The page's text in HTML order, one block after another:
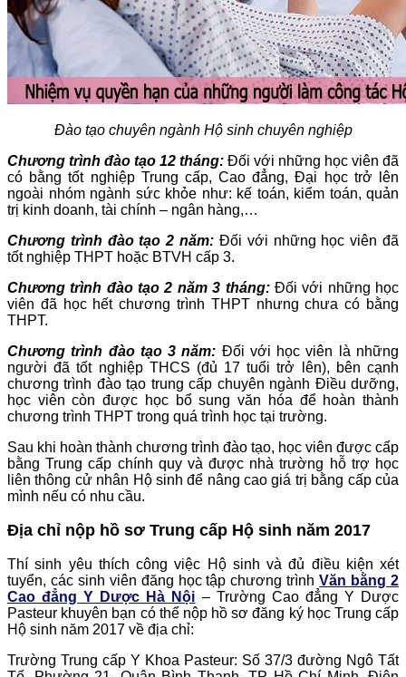
Đào tạo chuyên ngành Hộ sinh chuyên nghiệp
Chương trình đào tạo 12 tháng: Đối với những học viên đã
có bằng tốt nghiệp Trung cấp, Cao đẳng, Đại học trở lên
ngoài nhóm ngành sức khỏe như: kế toán, kiểm toán, quản
trị kinh doanh, tài chính – ngân hàng,…
Chương trình đào tạo 2 năm: Đối với những học viên đã
tốt nghiệp THPT hoặc BTVH cấp 3.
Chương trình đào tạo 2 năm 3 tháng:Đối với những học
viên đã học hết chương trình THPT nhưng chưa có bằng
THPT.
Chương trình đào tạo 3 năm: Đối với học viên là những
người đã tốt nghiệp THCS (đủ 17 tuổi trở lên), bên cạnh
chương trình đào tạo trung cấp chuyên ngành Điều dưỡng,
học viên còn được học bổ sung văn hóa để hoàn thành
chương trình THPT trong quá trình học tại trường.
Sau khi hoàn thành chương trình đào tạo, học viên được cấp
bằng Trung cấp chính quy và được nhà trường hỗ trợ học
liên thông cử nhân Hộ sinh để nâng cao giá trị bằng cấp của
mình nếu có nhu cầu.
Địa chỉ nộp hồ sơ Trung cấp Hộ sinh năm 2017
Thí sinh yêu thích công việc Hộ sinh và đủ điều kiện xét
tuyển, các sinh viên đăng học tập chương trìnhVăn bằng 2
Cao đẳng Y Dược Hà Nội – Trường Cao đẳng Y Dược
Pasteur khuyên bạn có thể nộp hồ sơ đăng ký học Trung cấp
Hộ sinh năm 2017 về địa chỉ:
Trường Trung cấp Y Khoa Pasteur: Số 37/3 đường Ngô Tất